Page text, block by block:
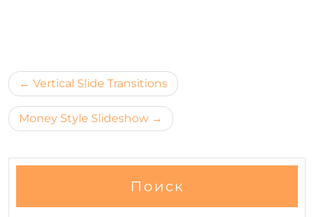
Навигация
по
записям
Vertical Slide Transitions
Money Style Slideshow
Поиск